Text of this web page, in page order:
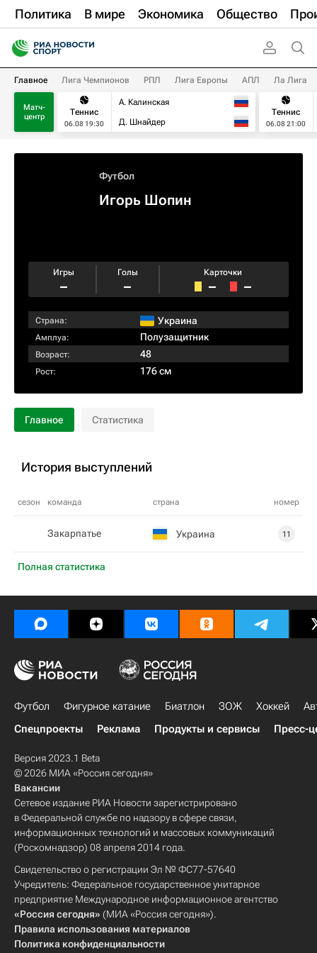
Политика В мире Экономика Общество
Главное Лига Чемпионов РПЛ Лига Европы АПЛ Ла Лига
Матч-
центр
Теннис
06.08 19:30
А. Калинская
Д. Шнайдер
Теннис
06.08 21:00
Футбол
Игорь Шопин
Игры
–
Голы
–
Карточки
– –
Страна: Украина
Амплуа: Полузащитник
Возраст: 48
Рост: 176 см
Главное Статистика
История выступлений
сезон команда страна номер
Полная статистика
Закарпатье Украина 11
Футбол Фигурное катание Биатлон ЗОЖ Хоккей
Спецпроекты
Реклама Продукты и сервисы Пресс-
Версия 2023.1 Beta
© 2026 МИА «Россия сегодня»
Вакансии
Сетевое издание РИА Новости зарегистрировано
в Федеральной службе по надзору в сфере связи,
информационных технологий и массовых коммуникаций
(Роскомнадзор) 08 апреля 2014 года.
Свидетельство о регистрации Эл № ФС77-57640
Учредитель: Федеральное государственное унитарное
предприятие Международное информационное агентство
«Россия сегодня» (МИА «Россия сегодня»).
Правила использования материалов
Политика конфиденциальности